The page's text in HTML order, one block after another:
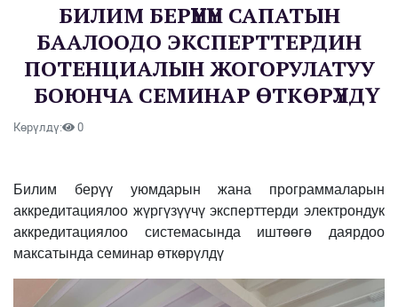
БИЛИМ БЕРҮҮНҮН САПАТЫН
БААЛООДО ЭКСПЕРТТЕРДИН
ПОТЕНЦИАЛЫН ЖОГОРУЛАТУУ
БОЮНЧА СЕМИНАР ӨТКӨРҮЛДҮ
Көрүлдү: 0
Билим берүү уюмдарын жана программаларын
аккредитациялоо жүргүзүүчү эксперттерди электрондук
аккредитациялоо системасында иштөөгө даярдоо
максатында семинар өткөрүлдү